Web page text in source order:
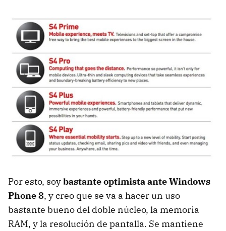
Por esto, soybastante optimista ante Windows
Phone 8, y creo que se va a hacer un uso
bastante bueno del doble núcleo, la memoria
RAM, y la resolución de pantalla. Se mantiene